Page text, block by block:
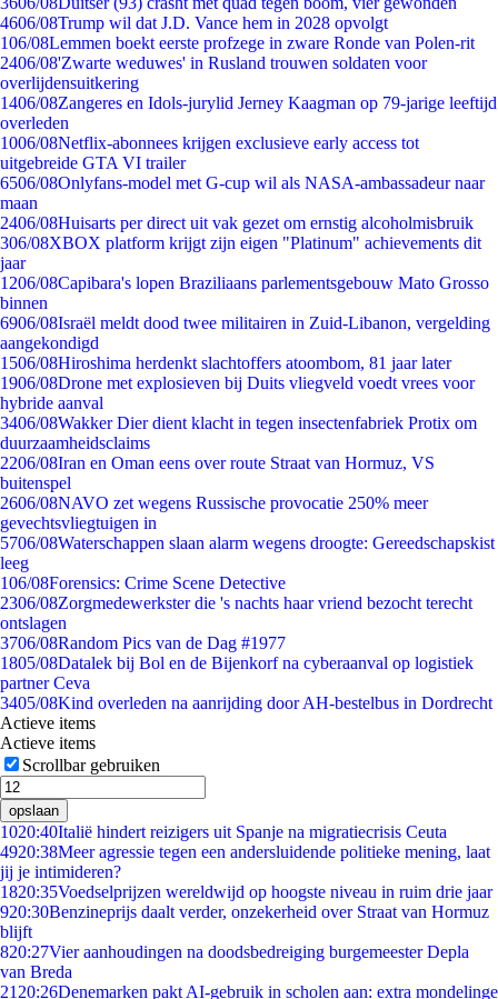
4606/08Trump wil dat J.D. Vance hem in 2028 opvolgt
106/08Lemmen boekt eerste profzege in zware Ronde van Polen-rit
2406/08'Zwarte weduwes' in Rusland trouwen soldaten voor
overlijdensuitkering
1406/08Zangeres en Idols-jurylid Jerney Kaagman op 79-jarige leeftijd
overleden
1006/08Netflix-abonnees krijgen exclusieve early access tot
uitgebreide GTA VI trailer
6506/08Onlyfans-model met G-cup wil als NASA-ambassadeur naar
maan
2406/08Huisarts per direct uit vak gezet om ernstig alcoholmisbruik
306/08XBOX platform krijgt zijn eigen "Platinum" achievements dit
jaar
1206/08Capibara's lopen Braziliaans parlementsgebouw Mato Grosso
binnen
6906/08Israël meldt dood twee militairen in Zuid-Libanon, vergelding
aangekondigd
1506/08Hiroshima herdenkt slachtoffers atoombom, 81 jaar later
1906/08Drone met explosieven bij Duits vliegveld voedt vrees voor
hybride aanval
3406/08Wakker Dier dient klacht in tegen insectenfabriek Protix om
duurzaamheidsclaims
2206/08Iran en Oman eens over route Straat van Hormuz, VS
buitenspel
2606/08NAVO zet wegens Russische provocatie 250% meer
gevechtsvliegtuigen in
5706/08Waterschappen slaan alarm wegens droogte: Gereedschapskist
leeg
106/08Forensics: Crime Scene Detective
2306/08Zorgmedewerkster die 's nachts haar vriend bezocht terecht
ontslagen
3706/08Random Pics van de Dag #1977
1805/08Datalek bij Bol en de Bijenkorf na cyberaanval op logistiek
partner Ceva
3405/08Kind overleden na aanrijding door AH-bestelbus in Dordrecht
Actieve items
Actieve items
Scrollbar gebruiken
opslaan
1020:40Italië hindert reizigers uit Spanje na migratiecrisis Ceuta
4920:38Meer agressie tegen een andersluidende politieke mening, laat
jij je intimideren?
1820:35Voedselprijzen wereldwijd op hoogste niveau in ruim drie jaar
920:30Benzineprijs daalt verder, onzekerheid over Straat van Hormuz
blijft
820:27Vier aanhoudingen na doodsbedreiging burgemeester Depla
van Breda
21 20:26Denemarken pakt AI-gebruik in scholen aan: extra mondelinge